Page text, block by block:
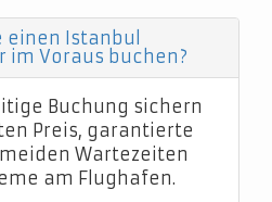
einen Istanbul
im Voraus buchen?
Buchung sichern
Preis, garantierte
Wartezeiten
am Flughafen.